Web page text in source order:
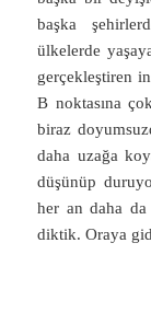
başka
ülkelerde
gerçekleştiren
B noktasına
biraz
daha uzağa
düşünüp
her an daha da
diktik. Oraya